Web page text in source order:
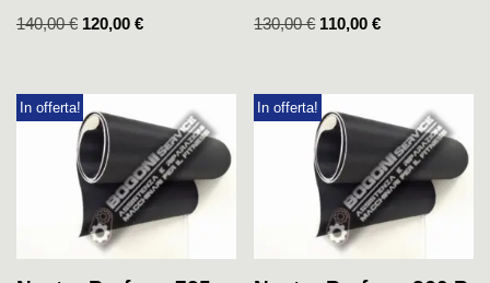
140,00€ 120,00 € 130,00€ 110,00€
In offerta! In offerta!